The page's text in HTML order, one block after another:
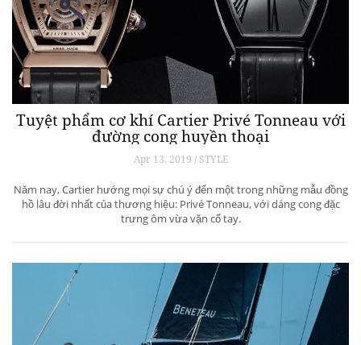
Tuyệt phẩm cơ khí Cartier Privé Tonneau với
đường cong huyền thoại
Apr 13, 2019 / STYLE
Năm nay, Cartier hướng mọi sự chú ý đến một trong những mẫu đồng
hồ lâu đời nhất của thương hiệu: Privé Tonneau, với dáng cong đặc
trưng ôm vừa vặn cổ tay.